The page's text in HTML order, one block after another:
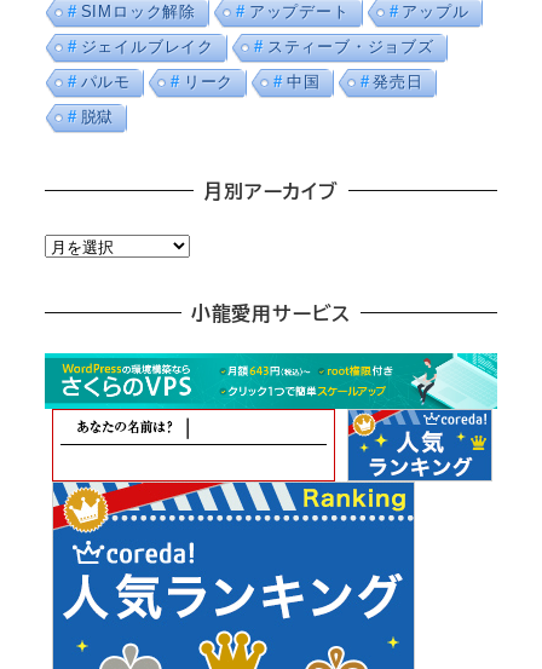
SIMロック解除
アップデート
アップル
ジェイルブレイク
スティーブ・ジョブズ
パルモ
リーク 中国
発売日
脱獄
月別アーカイブ
月
カ
小龍愛用サービス